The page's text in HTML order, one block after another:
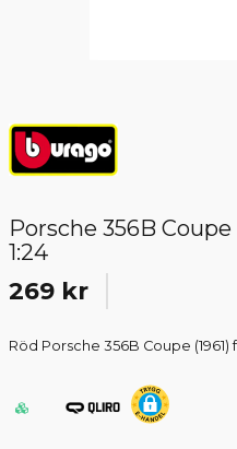
Porsche 356B Coupe
1:24
269 kr
Röd Porsche 356B Coupe (1961)